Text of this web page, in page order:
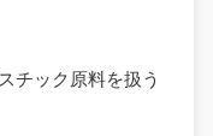
チック原料を扱う